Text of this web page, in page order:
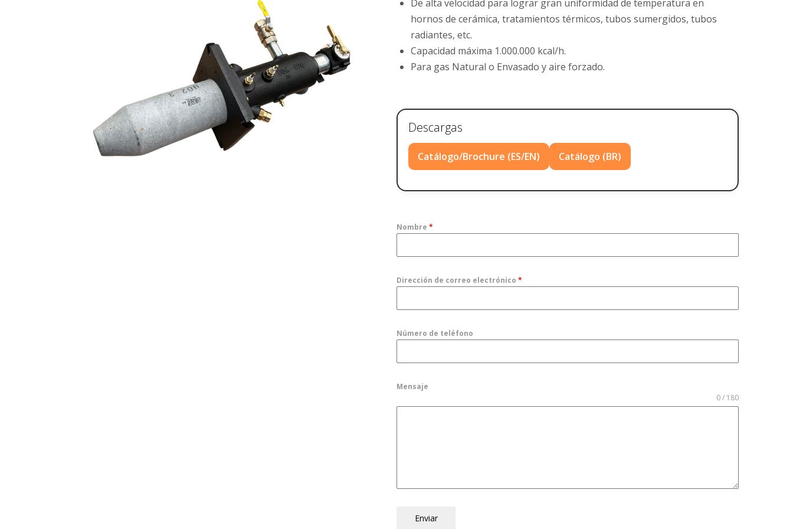
De alta velocidad para lograr gran uniformidad de temperatura en
hornos de cerámica, tratamientos térmicos, tubos sumergidos, tubos
radiantes, etc.
Capacidad máxima 1.000.000 kcal/h.
Para gas Natural o Envasado y aire forzado.
Descargas
Catálogo/Brochure (ES/EN) Catálogo (BR)
Nombre *
Dirección de correo electrónico *
Número de teléfono
Mensaje
0 / 180
Enviar